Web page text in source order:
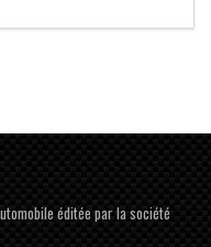
éditée par la société